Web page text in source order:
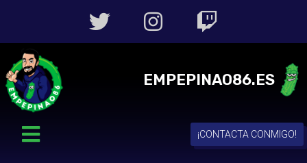
EMPEPINAO86.ES
¡CONTACTA CONMIGO!